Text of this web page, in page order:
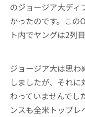
のジョージア大ディ
かったのです。この
ト内でヤングは2列
ジョージア大は思
しましたが、それ
わっていませんでし
ンスも全米トップ